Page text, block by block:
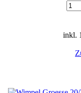
inkl.